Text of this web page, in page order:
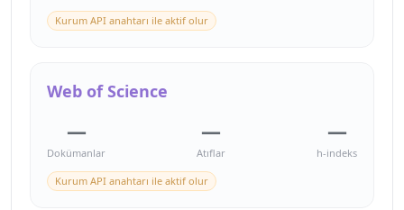
Kurum API anahtarı ile aktif olur
Web of Science
—
Dokümanlar
—
Atıflar
—
h-indeks
Kurum API anahtarı ile aktif olur